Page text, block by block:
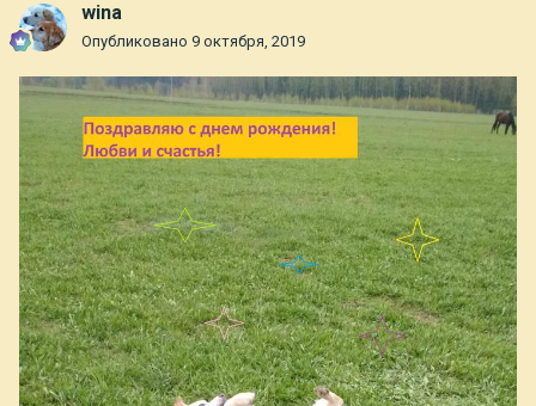
wina
Опубликовано 9 октября, 2019